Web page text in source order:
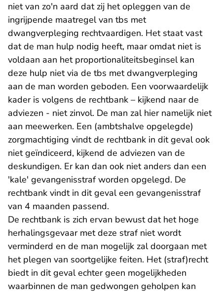
niet van zo'n aard dat zij het opleggen van de
ingrijpende maatregel van tbs met
dwangverpleging rechtvaardigen. Het staat vast
dat de man hulp nodig heeft, maar omdat niet is
voldaan aan het proportionaliteitsbeginsel kan
deze hulp niet via de tbs met dwangverpleging
aan de man worden geboden. Een voorwaardelijk
kader is volgens de rechtbank – kijkend naar de
adviezen - niet zinvol. De man zal hier namelijk niet
aan meewerken. Een (ambtshalve opgelegde)
zorgmachtiging vindt de rechtbank in dit geval ook
niet geïndiceerd, kijkend de adviezen van de
deskundigen. Er kan dan ook niet anders dan een
'kale' gevangenisstraf worden opgelegd. De
rechtbank vindt in dit geval een gevangenisstraf
van 4 maanden passend.
De rechtbank is zich ervan bewust dat het hoge
herhalingsgevaar met deze straf niet wordt
verminderd en de man mogelijk zal doorgaan met
het plegen van soortgelijke feiten. Het (straf)recht
biedt in dit geval echter geen mogelijkheden
waarbinnen de man gedwongen geholpen kan